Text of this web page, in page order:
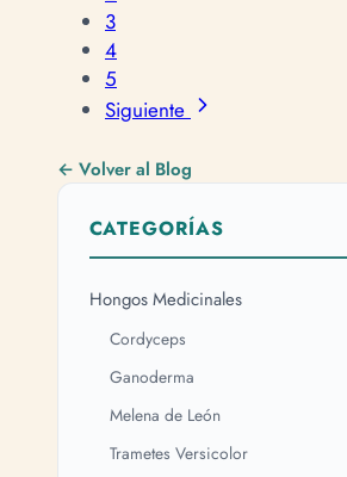
3
4
5
Siguiente
← Volver al Blog
CATEGORÍAS
Hongos Medicinales
Cordyceps
Ganoderma
Melena de León
Trametes Versicolor